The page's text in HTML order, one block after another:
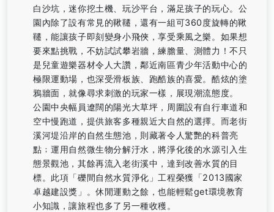
白沙坑，迷你挖土機、玩沙平台，滿足孩子的玩心。公
園內除了設有常見的鞦韆，還有一組可360度旋轉的鞦
韆，能讓孩子即刻變身小飛俠，享受乘風之樂。如果想
要來點挑戰，不妨試試攀岩牆，練膽量、測體力！不只
是兒童遊樂器材令人大讚，鄰近南區青少年活動中心的
極限運動場，也深受滑板族、跑酷族的喜愛。酷炫的塗
鴉牆面，就像尋求刺激的玩家一樣，展現潮流態度。
公園中央幅員遼闊的陽光大草坪，周圍設有自行車道和
空中慢跑道，提供旅客多種親近大自然的選擇。而老街
溪河堤沿岸的自然生態池，則藏著令人驚艷的科普亮
點﹔運用自然微生物分解汙水，將淨化後的水源引入生
態景觀池，其餘再流入老街溪中，達到改善水質的目
標。此項「礫間自然水質淨化」工程榮獲「2013國家
卓越建設獎」。休閒運動之餘，也能輕鬆get環境教育
小知識，讓旅程也多了另一種收穫。